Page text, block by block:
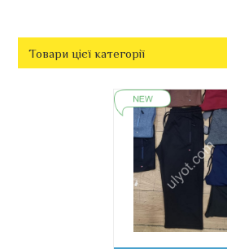
Товари цієї категорії